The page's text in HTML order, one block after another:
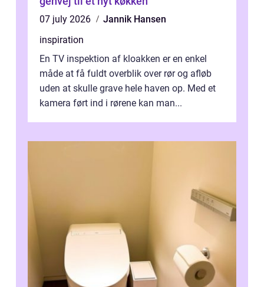
07 july 2026
Jannik Hansen
inspiration
En TV inspektion af kloakken er en enkel
måde at få fuldt overblik over rør og afløb
uden at skulle grave hele haven op. Med et
kamera ført ind i rørene kan man...